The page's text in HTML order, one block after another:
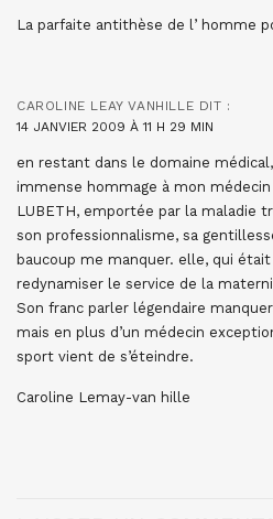
La parfaite antithèse de l’ homme
CAROLINE LEAY VANHILLE DIT :
14 JANVIER 2009 À 11 H 29 MIN
en restant dans le domaine
immense hommage à mon
LUBETH, emportée par la maladie
son professionnalisme, sa
baucoup me manquer. elle, qui
redynamiser le service de la
Son franc parler légendaire
mais en plus d’un médecin
sport vient de s’éteindre.
Caroline Lemay-van hille